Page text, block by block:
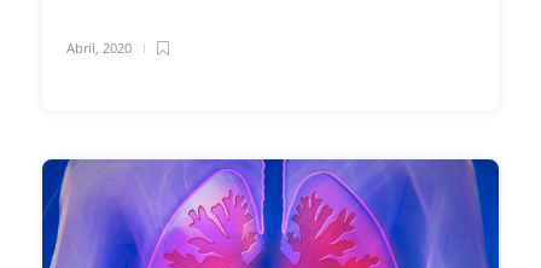
Abril, 2020